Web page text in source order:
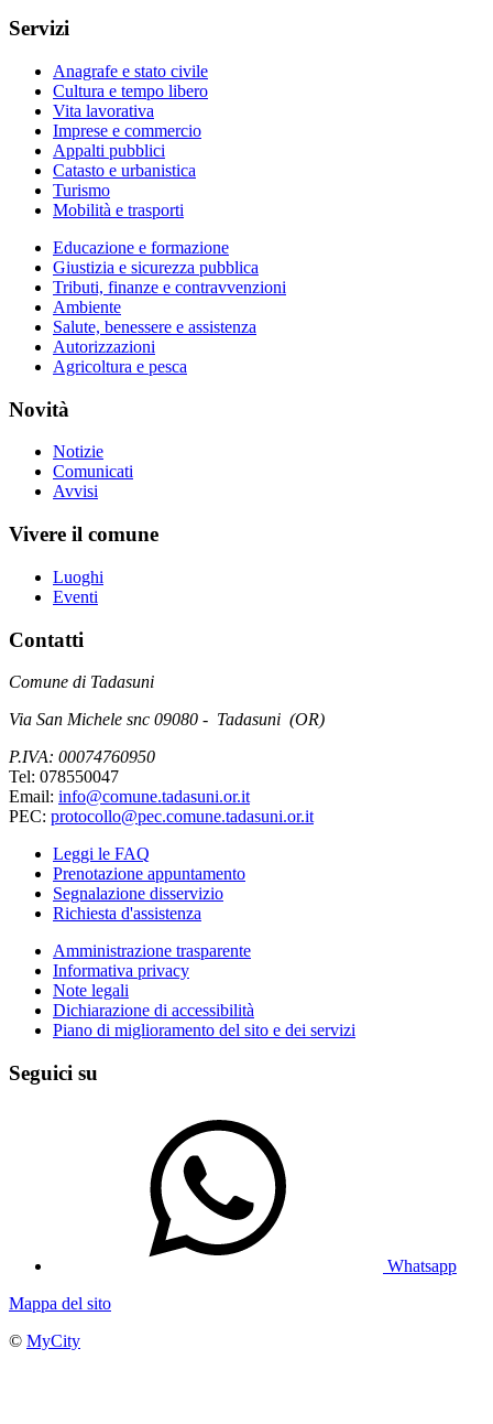
Servizi
Anagrafe e stato civile
Cultura e tempo libero
Vita lavorativa
Imprese e commercio
Appalti pubblici
Catasto e urbanistica
Turismo
Mobilità e trasporti
Educazione e formazione
Giustizia e sicurezza pubblica
Tributi, finanze e contravvenzioni
Ambiente
Salute, benessere e assistenza
Autorizzazioni
Agricoltura e pesca
Novità
Notizie
Comunicati
Avvisi
Vivere il comune
Luoghi
Eventi
Contatti
Comune di Tadasuni
Via San Michele snc 09080 - Tadasuni (OR)
P.IVA: 00074760950
Tel: 078550047
Email: info@comune.tadasuni.or.it
PEC: protocollo@pec.comune.tadasuni.or.it
Leggi le FAQ
Prenotazione appuntamento
Segnalazione disservizio
Richiesta d'assistenza
Amministrazione trasparente
Informativa privacy
Note legali
Dichiarazione di accessibilità
Piano di miglioramento del sito e dei servizi
Seguici su
Whatsapp
Mappa del sito
© MyCity